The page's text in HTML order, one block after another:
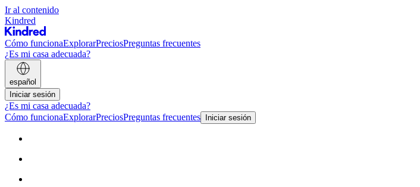
Ir al contenido
Kindred
Cómo funcionaExplorarPreciosPreguntas frecuentes
¿Es mi casa adecuada?
español
Iniciar sesión
¿Es mi casa adecuada?
Cómo funcionaExplorarPreciosPreguntas frecuentes Iniciar sesión